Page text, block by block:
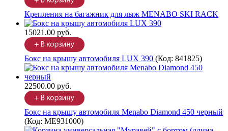
Крепления на багажник для лыж MENABO SKI RACK
15021.00 руб.
Бокс на крышу автомобиля LUX 390 (Код: 841825)
22500.00 руб.
Бокс на крышу автомобиля Menabo Diamond 450 черный
(Код: ME931000)